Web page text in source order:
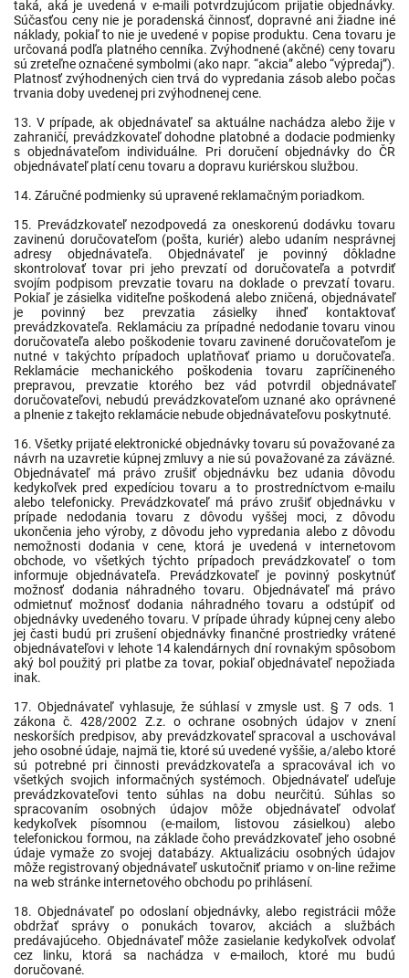
taká, aká je uvedená v e-maili potvrdzujúcom prijatie objednávky.
Súčasťou ceny nie je poradenská činnosť, dopravné ani žiadne iné
náklady, pokiaľ to nie je uvedené v popise produktu. Cena tovaru je
určovaná podľa platného cenníka. Zvýhodnené (akčné) ceny tovaru
sú zreteľne označené symbolmi (ako napr. “akcia” alebo “výpredaj”).
Platnosť zvýhodnených cien trvá do vypredania zásob alebo počas
trvania doby uvedenej pri zvýhodnenej cene.
13. V prípade, ak objednávateľ sa aktuálne nachádza alebo žije v
zahraničí, prevádzkovateľ dohodne platobné a dodacie podmienky
s objednávateľom individuálne. Pri doručení objednávky do ČR
objednávateľ platí cenu tovaru a dopravu kuriérskou službou.
14. Záručné podmienky sú upravené reklamačným poriadkom.
15. Prevádzkovateľ nezodpovedá za oneskorenú dodávku tovaru
zavinenú doručovateľom (pošta, kuriér) alebo udaním nesprávnej
adresy objednávateľa. Objednávateľ je povinný dôkladne
skontrolovať tovar pri jeho prevzatí od doručovateľa a potvrdiť
svojím podpisom prevzatie tovaru na doklade o prevzatí tovaru.
Pokiaľ je zásielka viditeľne poškodená alebo zničená, objednávateľ
je povinný bez prevzatia zásielky ihneď kontaktovať
prevádzkovateľa. Reklamáciu za prípadné nedodanie tovaru vinou
doručovateľa alebo poškodenie tovaru zavinené doručovateľom je
nutné v takýchto prípadoch uplatňovať priamo u doručovateľa.
Reklamácie mechanického poškodenia tovaru zapríčineného
prepravou, prevzatie ktorého bez vád potvrdil objednávateľ
doručovateľovi, nebudú prevádzkovateľom uznané ako oprávnené
a plnenie z takejto reklamácie nebude objednávateľovu poskytnuté.
16. Všetky prijaté elektronické objednávky tovaru sú považované za
návrh na uzavretie kúpnej zmluvy a nie sú považované za záväzné.
Objednávateľ má právo zrušiť objednávku bez udania dôvodu
kedykoľvek pred expedíciou tovaru a to prostredníctvom e-mailu
alebo telefonicky. Prevádzkovateľ má právo zrušiť objednávku v
prípade nedodania tovaru z dôvodu vyššej moci, z dôvodu
ukončenia jeho výroby, z dôvodu jeho vypredania alebo z dôvodu
nemožnosti dodania v cene, ktorá je uvedená v internetovom
obchode, vo všetkých týchto prípadoch prevádzkovateľ o tom
informuje objednávateľa. Prevádzkovateľ je povinný poskytnúť
možnosť dodania náhradného tovaru. Objednávateľ má právo
odmietnuť možnosť dodania náhradného tovaru a odstúpiť od
objednávky uvedeného tovaru. V prípade úhrady kúpnej ceny alebo
jej časti budú pri zrušení objednávky finančné prostriedky vrátené
objednávateľovi v lehote 14 kalendárnych dní rovnakým spôsobom
aký bol použitý pri platbe za tovar, pokiaľ objednávateľ nepožiada
inak.
17. Objednávateľ vyhlasuje, že súhlasí v zmysle ust. § 7 ods. 1
zákona č. 428/2002 Z.z. o ochrane osobných údajov v znení
neskorších predpisov, aby prevádzkovateľ spracoval a uschovával
jeho osobné údaje, najmä tie, ktoré sú uvedené vyššie, a/alebo ktoré
sú potrebné pri činnosti prevádzkovateľa a spracovával ich vo
všetkých svojich informačných systémoch. Objednávateľ udeľuje
prevádzkovateľovi tento súhlas na dobu neurčitú. Súhlas so
spracovaním osobných údajov môže objednávateľ odvolať
kedykoľvek písomnou (e-mailom, listovou zásielkou) alebo
telefonickou formou, na základe čoho prevádzkovateľ jeho osobné
údaje vymaže zo svojej databázy. Aktualizáciu osobných údajov
môže registrovaný objednávateľ uskutočniť priamo v on-line režime
na web stránke internetového obchodu po prihlásení.
18. Objednávateľ po odoslaní objednávky, alebo registrácii môže
obdržať správy o ponukách tovarov, akciách a službách
predávajúceho. Objednávateľ môže zasielanie kedykoľvek odvolať
cez linku, ktorá sa nachádza v e-mailoch, ktoré mu budú
doručované.